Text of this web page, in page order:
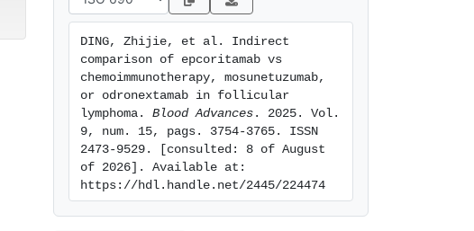
DING, Zhijie, et al. Indirect
comparison of epcoritamab vs
chemoimmunotherapy, mosunetuzumab,
or odronextamab in follicular
lymphoma. Blood Advances . 2025. Vol.
9, num. 15, pags. 3754-3765. ISSN
2473-9529. [consulted: 8 of August
of 2026]. Available at:
https://hdl.handle.net/2445/224474